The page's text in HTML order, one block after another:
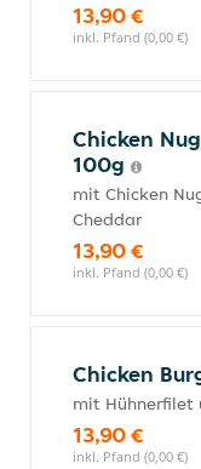
13,90 €
inkl. Pfand (0,00 €)
Chicken
100g
mit Chicken
Cheddar
13,90 €
inkl. Pfand (0,00 €)
Chicken
mit Hühnerfilet
13,90 €
inkl. Pfand (0,00 €)